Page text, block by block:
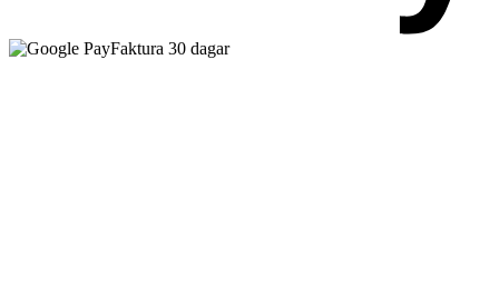
Faktura 30 dagar